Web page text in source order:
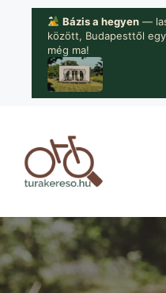
Kilépés
tartalomba
Bázis a hegyen—
között, Budapesttől
még ma!